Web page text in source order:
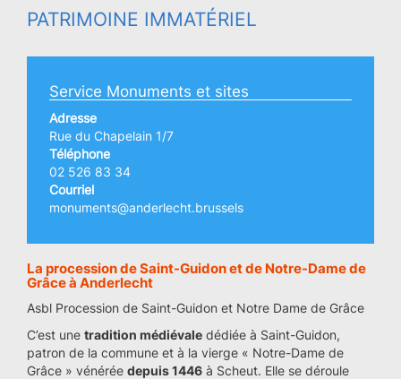
PATRIMOINE IMMATÉRIEL
Service Monuments et sites
Adresse
Rue du Chapelain 1/7
Téléphone
02 526 83 34
Courriel
monuments@anderlecht.brussels
La procession de Saint-Guidon et de Notre-Dame de
Grâce à Anderlecht
Asbl Procession de Saint-Guidon et Notre Dame de Grâce
C’est une tradition médiévale dédiée à Saint-Guidon,
patron de la commune et à la vierge « Notre-Dame de
Grâce » vénérée depuis 1446 à Scheut. Elle se déroule